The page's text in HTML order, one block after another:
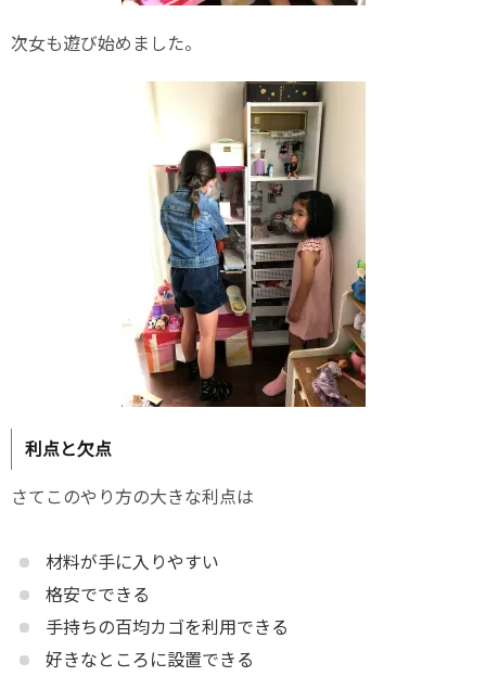
次女も遊び始めました。
利点と欠点
さてこのやり方の大きな利点は
材料が手に入りやすい
格安でできる
手持ちの百均カゴを利用できる
好きなところに設置できる